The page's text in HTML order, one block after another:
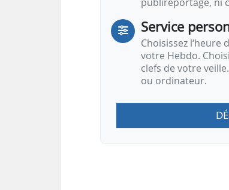
Service
Choisissez
votre Hebdo.
clefs de votre
ou ordinateur.